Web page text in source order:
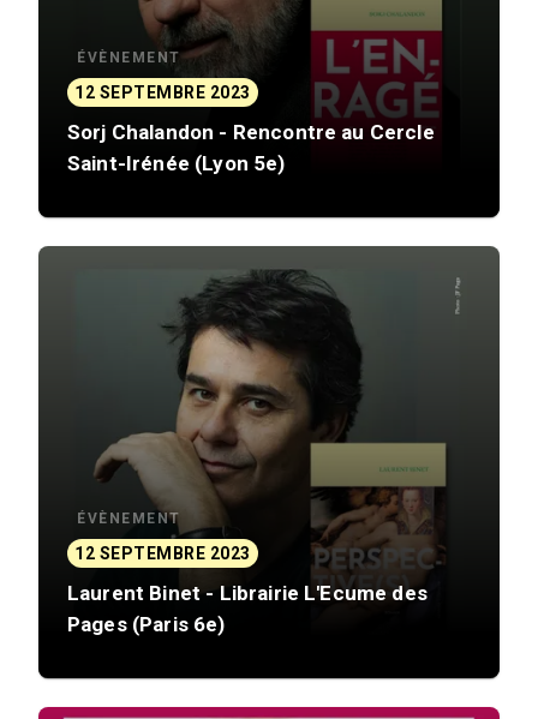
ÉVÈNEMENT
12 SEPTEMBRE 2023
Sorj Chalandon - Rencontre au Cercle
Saint-Irénée (Lyon 5e)
ÉVÈNEMENT
12 SEPTEMBRE 2023
Laurent Binet - Librairie L'Ecume des
Pages (Paris 6e)